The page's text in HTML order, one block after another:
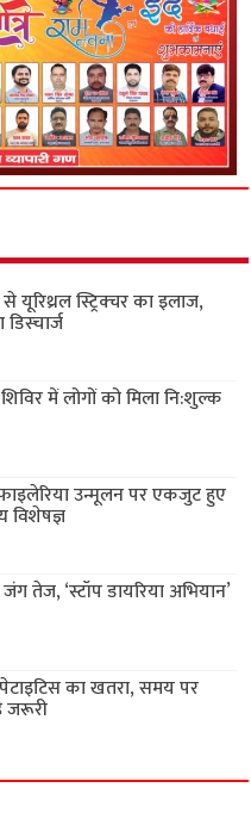
यूरिथ्रल स्ट्रिक्चर का इलाज,
में लोगों को मिला नि:शुल्क
उन्मूलन पर एकजुट हुए
विशेषज्ञ
तेज, ‘स्टॉप डायरिया अभियान’
का खतरा, समय पर
जरूरी